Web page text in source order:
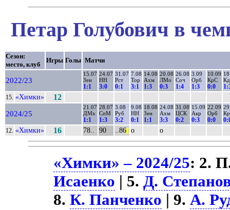
Петар Голубович в
Сезон:
место, клуб
Игры Голы Матчи
2022/23
15.07
Зен
1:1
24.07
НН
3:0
31.07
Рст
0:1
7.08
Тор
3:1
14.08
Ахм
1:3
20.08
ЛМо
0:3
26.08
Соч
1:4
3.09
Орб
1:3
10.09
КрС
0:0
15. «Химки» 12
2024/25
21.07
ДМх
1:1
28.07
СпМ
1:3
3.08
Руб
3:2
9.08
НН
0:1
18.08
Зен
1:1
24.08
Ахм
3:3
31.08
ЦСК
0:2
15.09
Акр
0:3
22.09
Орб
0:0
12. «Химки» 16 78.. 90 ..86 о о
«Химки» – 2024/25: 2.
Исаенко | 5.Д.
8.К. Панченко | 9.А.